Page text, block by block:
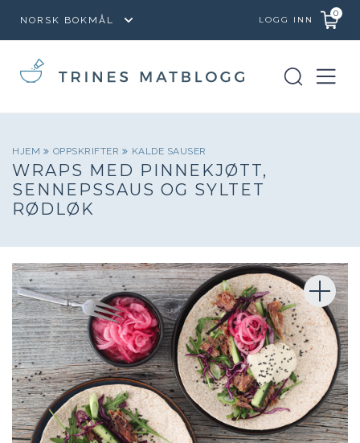
LOGG INN
0
HJEM OPPSKRIFTER KALDE SAUSER
WRAPS MED PINNEKJØTT,
SENNEPSSAUS OG SYLTET
RØDLØK